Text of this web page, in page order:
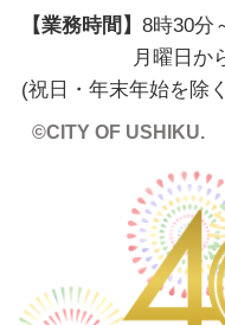
【業務時間】 8時30分
月曜日か
(祝日・年末年始を除
©CITY OF USHIKU.